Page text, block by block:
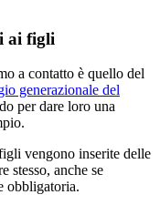
ai figli
a contatto è quello del
generazionale del
per dare loro una
vengono inserite delle
stesso, anche se
obbligatoria.